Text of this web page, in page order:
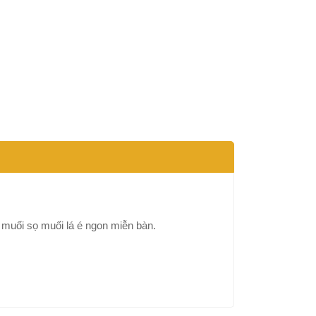
sọ muối lá é ngon miễn bàn.